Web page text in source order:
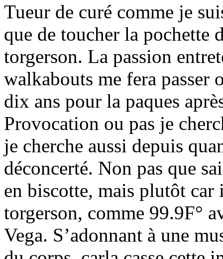
Tueur de curé comme je
que de toucher la pochette
torgerson. La passion
walkabouts me fera
dix ans pour la paques
Provocation ou pas je
je cherche aussi depuis
déconcerté. Non pas que
en biscotte, mais plutôt car
torgerson, comme 99.9F°
Vega. S’adonnant à une